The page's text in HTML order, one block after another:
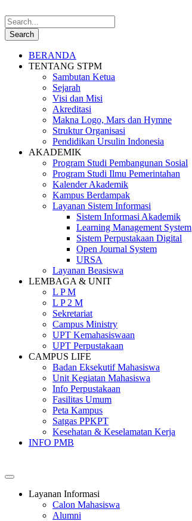
BERANDA
TENTANG STPM
Sambutan Ketua
Sejarah
Visi dan Misi
Akreditasi
Makna Logo, Mars dan Hymne
Struktur Organisasi
Pendidikan Ursulin Indonesia
AKADEMIK
Program Studi Pembangunan Sosial
Program Studi Ilmu Pemerintahan
Kalender Akademik
Kampus Berdampak
Layanan Sistem Informasi
Sistem Informasi Akademik
Learning Management System
Sistem Perpustakaan Digital
Open Journal System
URSA
Layanan Beasiswa
LEMBAGA & UNIT
L P M
L P 2 M
Sekretariat
Campus Ministry
UPT Kemahasiswaan
UPT Perpustakaan
CAMPUS LIFE
Badan Eksekutif Mahasiswa
Unit Kegiatan Mahasiswa
Info Perpustakaan
Fasilitas Umum
Peta Kampus
Satgas PPKPT
Kesehatan & Keselamatan Kerja
INFO PMB
Layanan Informasi
Calon Mahasiswa
Alumni